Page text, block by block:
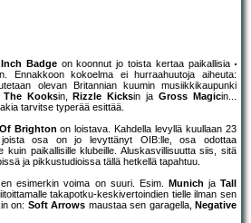
Badgeon koonnut jo toista kertaa paikallisia
Ennakkoon kokoelma ei hurraahuutoja aiheuta:
olevan Britannian kuumin musiikkikaupunki
The Kooksin, Rizzle Kicksin jaGross Magicin...
tarvitse typerää esittää.
Brighton on loistava. Kahdella levyllä kuullaan 23
osa on jo levyttänyt OIB:lle, osa odottaa
kuin paikallisille klubeille. Aluskasvillisuutta siis, sitä
ja pikkustudioissa tällä hetkellä tapahtuu.
esimerkin voima on suuri. Esim.
Munich jaTall
takapotku-keskivertoindien tielle ilman sen
on: Soft Arrows maustaa sen garagella, Negative